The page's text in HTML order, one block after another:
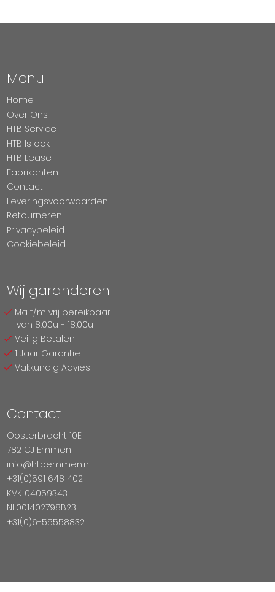
Menu
Home
Over Ons
HTB Service
HTB Is ook
HTB Lease
Fabrikanten
Contact
Leveringsvoorwaarden
Retourneren
Privacybeleid
Cookiebeleid
Wij garanderen
Ma t/m vrij bereikbaar
van 8:00u - 18:00u
Veilig Betalen
1 Jaar Garantie
Vakkundig Advies
Contact
Oosterbracht 10E
7821CJ Emmen
info@htbemmen.nl
+31(0)591 648 402
KVK 04059343
NL001402798B23
+31(0)6-55558832